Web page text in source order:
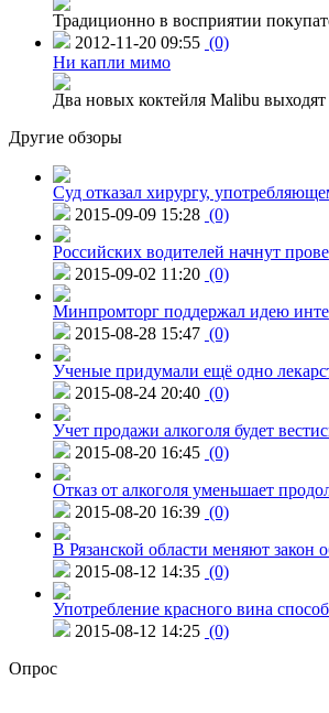
Традиционно в восприятии
2012-11-20 09:55 (0)
Ни капли мимо
Два новых коктейля Malibu
Другие обзоры
Суд отказал хирургу,
2015-09-09 15:28 (0)
Российских водителей начнут
2015-09-02 11:20 (0)
Минпромторг поддержал идею
2015-08-28 15:47 (0)
Ученые придумали ещё одно
2015-08-24 20:40 (0)
Учет продажи алкоголя будет
2015-08-20 16:45 (0)
Отказ от алкоголя уменьшает
2015-08-20 16:39 (0)
В Рязанской области меняют закон
2015-08-12 14:35 (0)
Употребление красного вина
2015-08-12 14:25 (0)
Опрос